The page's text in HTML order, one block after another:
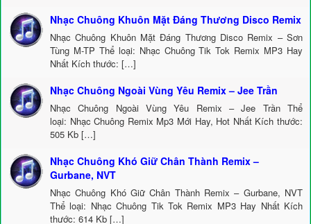
Nhạc Chuông Khuôn Mặt Đáng Thương Disco Remix
Nhạc Chuông Khuôn Mặt Đáng Thương Disco Remix – Sơn
Tùng M-TP Thể loại: Nhạc Chuông Tik Tok Remix MP3 Hay
Nhất Kích thước: […]
Nhạc Chuông Ngoài Vùng Yêu Remix – Jee Trần
Nhạc Chuông Ngoài Vùng Yêu Remix – Jee Trần Thể
loại: Nhạc Chuông Remix Mp3 Mới Hay, Hot Nhất Kích thước:
505 Kb […]
Nhạc Chuông Khó Giữ Chân Thành Remix –
Gurbane, NVT
Nhạc Chuông Khó Giữ Chân Thành Remix – Gurbane, NVT
Thể loại: Nhạc Chuông Tik Tok Remix MP3 Hay Nhất Kích
thước: 614 Kb […]